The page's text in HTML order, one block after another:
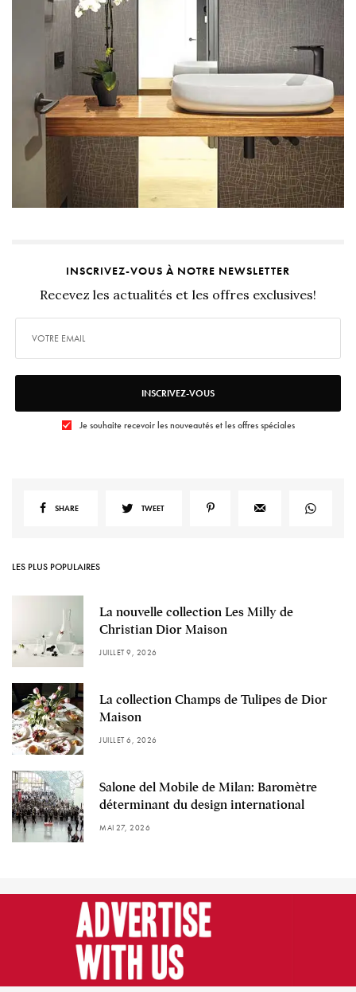
INSCRIVEZ-VOUS À NOTRE NEWSLETTER
Recevez les actualités et les offres exclusives!
INSCRIVEZ-VOUS
Je souhaite recevoir les nouveautés et les offres spéciales
SHARE TWEET
LES PLUS POPULAIRES
La nouvelle collection Les Milly de
Christian Dior Maison
JUILLET 9, 2026
La collection Champs de Tulipes de Dior
Maison
JUILLET 6, 2026
Salone del Mobile de Milan: Baromètre
déterminant du design international
MAI 27, 2026